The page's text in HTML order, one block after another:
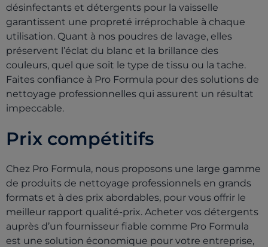
désinfectants et détergents pour la vaisselle
garantissent une propreté irréprochable à chaque
utilisation. Quant à nos poudres de lavage, elles
préservent l’éclat du blanc et la brillance des
couleurs, quel que soit le type de tissu ou la tache.
Faites confiance à Pro Formula pour des solutions de
nettoyage professionnelles qui assurent un résultat
impeccable.
Prix compétitifs
Chez Pro Formula, nous proposons une large gamme
de produits de nettoyage professionnels en grands
formats et à des prix abordables, pour vous offrir le
meilleur rapport qualité-prix. Acheter vos détergents
auprès d’un fournisseur fiable comme Pro Formula
est une solution économique pour votre entreprise,